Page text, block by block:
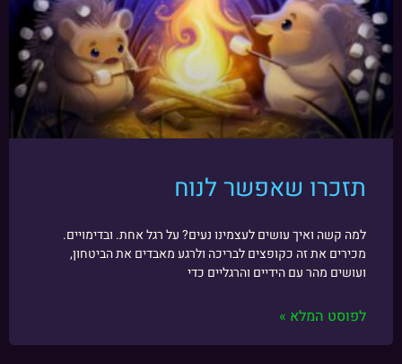
תזכרו שאפשר לנוח
למה קשה ואיך עושים לעצמינו נעים? על רגל אחת. ובדימויים.
מכירים את זה כקופצים לבריכה ולרגע מאבדים את הביטחון,
ועושים מהר עם הידיים והרגליים כדי
לפוסט המלא »